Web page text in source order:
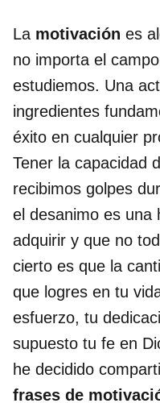
La motivación es
no importa el
estudiemos. Una
ingredientes
éxito en cualquier
Tener la capacidad
recibimos golpes
el desanimo es una
adquirir y que no
cierto es que la
que logres en tu
esfuerzo, tu
supuesto tu fe en
he decidido
frases de